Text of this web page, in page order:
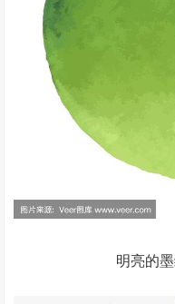
明亮的